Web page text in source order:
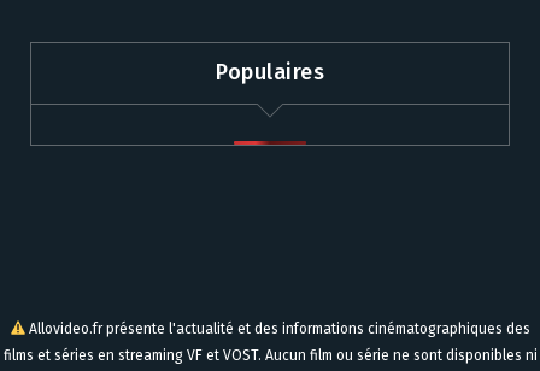
Populaires
Allovideo.fr présente l'actualité et des informations cinématographiques des
films et séries en streaming VF et VOST. Aucun film ou série ne sont disponibles ni